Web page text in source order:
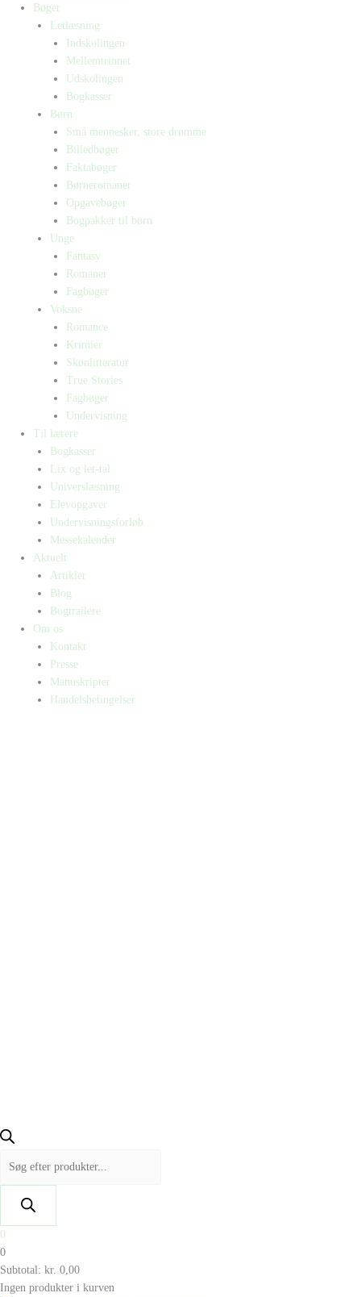
Bøger
Letlæsning
Indskolingen
Mellemtrinnet
Udskolingen
Bogkasser
Børn
Små mennesker, store drømme
Billedbøger
Faktabøger
Børneromaner
Opgavebøger
Bogpakker til børn
Unge
Fantasy
Romaner
Fagbøger
Voksne
Romance
Krimier
Skønlitteratur
True Stories
Fagbøger
Undervisning
Til lærere
Bogkasser
Lix og let-tal
Universlæsning
Elevopgaver
Undervisningsforløb
Messekalender
Aktuelt
Artikler
Blog
Bogtrailere
Om os
Kontakt
Presse
Manuskripter
Handelsbetingelser
0
0
Subtotal: kr. 0,00
Ingen produkter i kurven